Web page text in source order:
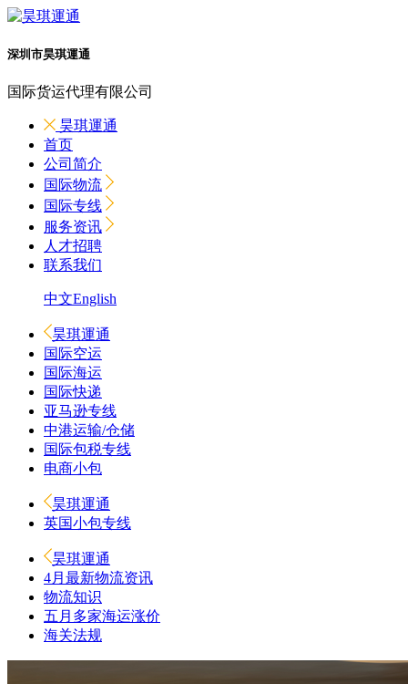
深圳市昊琪運通
国际货运代理有限公司
昊琪運通
首页
公司简介
国际物流
国际专线
服务资讯
人才招聘
联系我们
中文English
昊琪運通
国际空运
国际海运
国际快递
亚马逊专线
中港运输/仓储
国际包税专线
电商小包
昊琪運通
英国小包专线
昊琪運通
4月最新物流资讯
物流知识
五月多家海运涨价
海关法规